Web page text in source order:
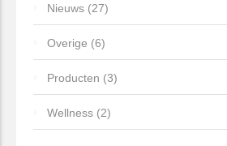
Nieuws (27)
Overige (6)
Producten (3)
Wellness (2)